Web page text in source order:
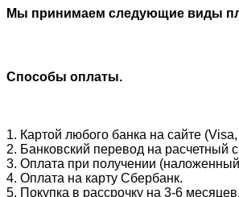
Мы принимаем следующие виды
Способы оплаты.
1. Картой любого банка на сайте
2. Банковский перевод на расчетный
3. Оплата при получении
4. Оплата на карту Сбербанк.
5. Покупка в рассрочку на 3-6 месяцев.